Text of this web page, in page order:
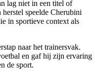
lag niet in een titel of
speelde Cherubini
in sportieve context als
naar het trainersvak.
en gaf hij zijn ervaring
de sport.